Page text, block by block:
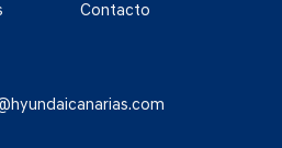
Contacto